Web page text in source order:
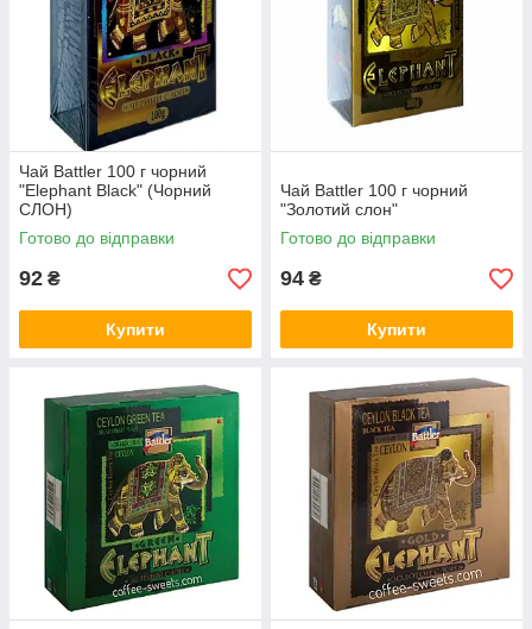
Чай Battler 100 г чорний
"Elephant Black" (Чорний
СЛОН)
Готово до відправки
92 ₴
Купити
Чай Battler 100 г чорний
"Золотий слон"
Готово до відправки
94 ₴
Купити